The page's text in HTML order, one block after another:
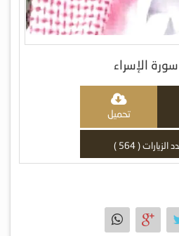
تحميل
الزيارات ( 564 )